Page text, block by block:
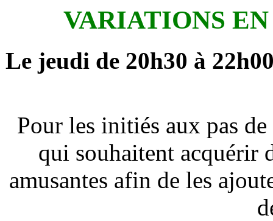
VARIATIONS
Le jeudi de 20h30 à
Pour les initiés aux pas de
qui souhaitent acquérir
amusantes afin de les